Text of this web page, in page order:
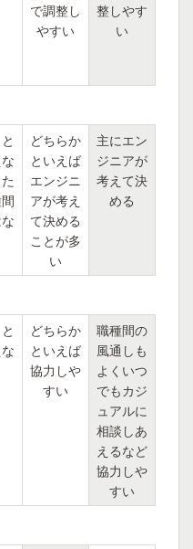
で調整し
やすい
整しやす
い
どちらか
といえば
エンジニ
アが考え
て決める
ことが多
い
主にエン
ジニアが
考えて決
める
どちらか
といえば
協力しや
すい
職種間の
風通しも
よくいつ
でもカジ
ュアルに
相談しあ
えるなど
協力しや
すい